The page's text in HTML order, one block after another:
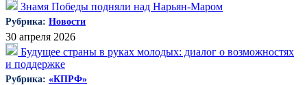
Знамя Победы подняли над Нарьян-Маром
Рубрика: Новости
30 апреля 2026
Будущее страны в руках молодых: диалог о возможностях
и поддержке
Рубрика: «КПРФ»